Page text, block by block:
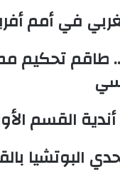
في أمم
.. طاقم تحكيم
سي
القسم